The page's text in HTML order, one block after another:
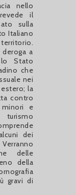
nello
il
sulla
Italiano
a
Stato
che
nei
la
contro
e
dei
delle
della
gravi di